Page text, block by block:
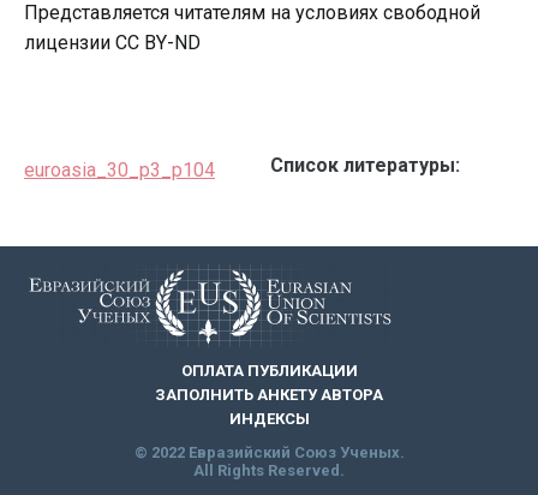
Представляется читателям на условиях свободной
лицензии CC BY-ND
euroasia_30_p3_p104 Список литературы:
ОПЛАТА ПУБЛИКАЦИИ
ЗАПОЛНИТЬ АНКЕТУ АВТОРА
ИНДЕКСЫ
© 2022 Евразийский Союз Ученых.
All Rights Reserved.